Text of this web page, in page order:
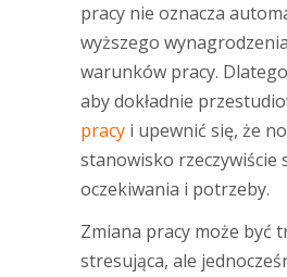
pracy nie oznacza
wyższego
warunków pracy.
aby dokładnie
pracy i upewnić się, że
stanowisko rzeczywiście
oczekiwania i potrzeby.
Zmiana pracy może być
stresująca, ale